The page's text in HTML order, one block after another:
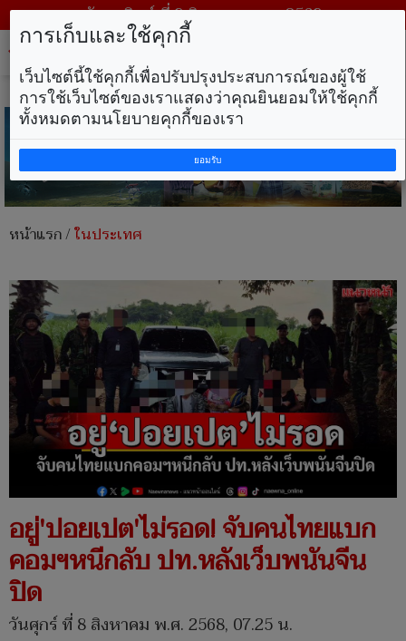
วันอาทิตย์ ที่ 9 สิงหาคม พ.ศ. 2569
หน้าแรก/ในประเทศ
อยู่'ปอยเปต'ไม่รอด! จับคนไทยแบก
คอมฯหนีกลับ ปท.หลังเว็บพนันจีน
ปิด
วันศุกร์ ที่ 8 สิงหาคม พ.ศ. 2568, 07.25 น.
การเก็บและใช้คุกกี้
เว็บไซต์นี้ใช้คุกกี้เพื่อปรับปรุงประสบการณ์ของผู้ใช้
การใช้เว็บไซต์ของเราแสดงว่าคุณยินยอมให้ใช้คุกกี้
ทั้งหมดตามนโยบายคุกกี้ของเรา
ยอมรับ